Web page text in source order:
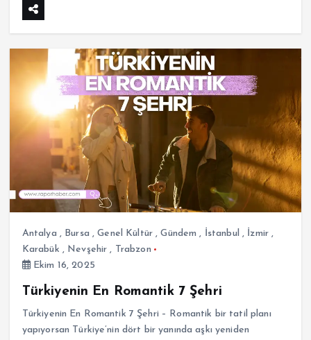
Antalya , Bursa ,Genel Kültür,Gündem , İstanbul , İzmir ,
Karabük , Nevşehir , Trabzon
Ekim 16, 2025
Türkiyenin En Romantik 7 Şehri
Türkiyenin En Romantik 7 Şehri – Romantik bir tatil planı
yapıyorsan Türkiye’nin dört bir yanında aşkı yeniden